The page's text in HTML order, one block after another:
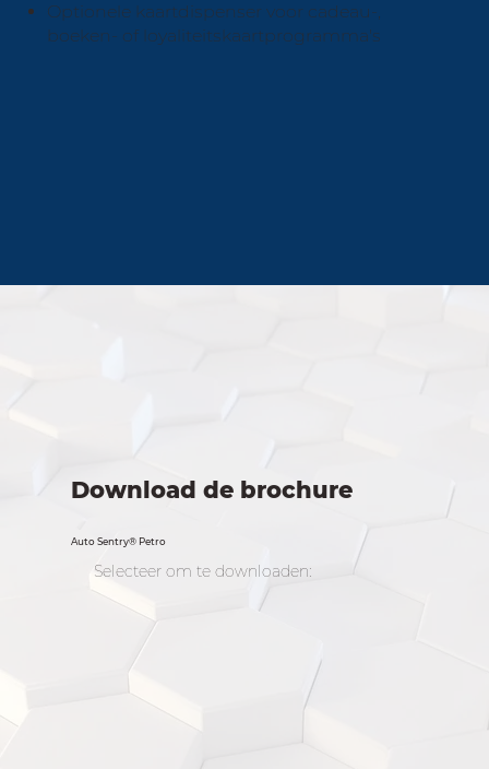
Optionele kaartdispenser voor cadeau-,
boeken- of loyaliteitskaartprogramma's
Download de brochure
Auto Sentry® Petro
Selecteer om te downloaden: